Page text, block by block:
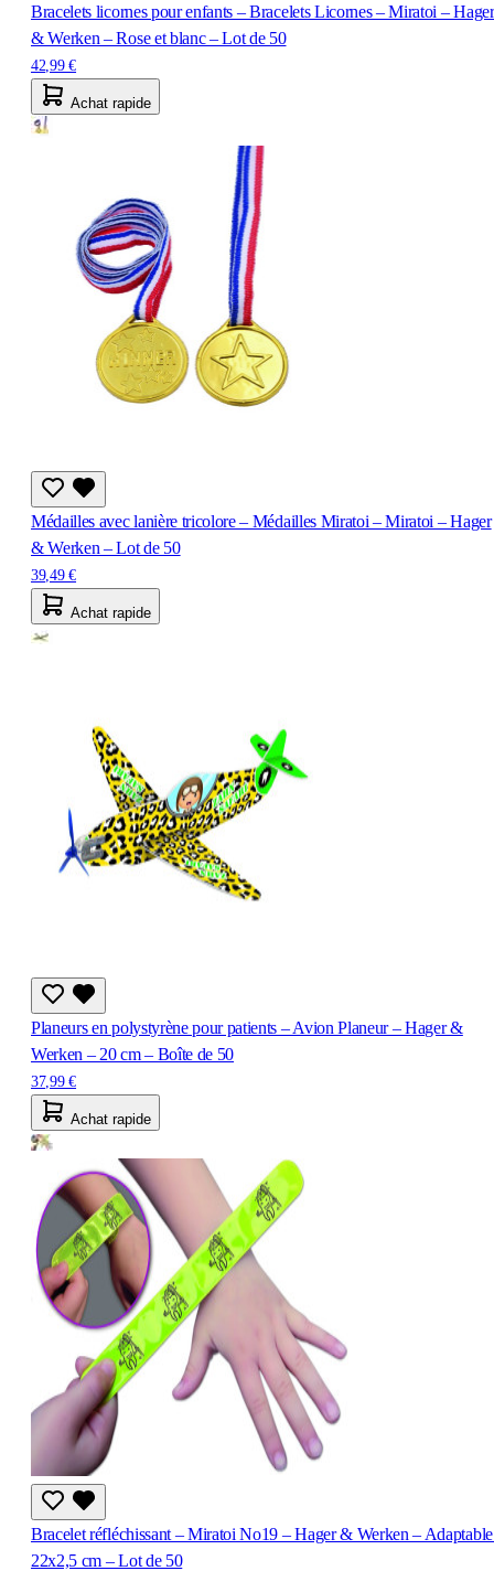
Bracelets licornes pour enfants – Bracelets Licornes – Miratoi – Hager
& Werken – Rose et blanc – Lot de 50
42,99 €
Achat rapide
Médailles avec lanière tricolore – Médailles Miratoi – Miratoi – Hager
& Werken – Lot de 50
39,49 €
Achat rapide
Planeurs en polystyrène pour patients – Avion Planeur – Hager &
Werken – 20 cm – Boîte de 50
37,99 €
Achat rapide
Bracelet réfléchissant – Miratoi No19 – Hager & Werken –
22x2,5 cm – Lot de 50